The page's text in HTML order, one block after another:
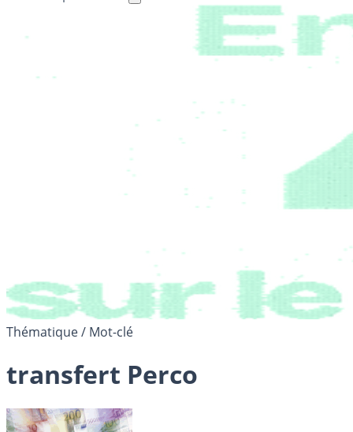
Thématique / Mot-clé
transfert Perco